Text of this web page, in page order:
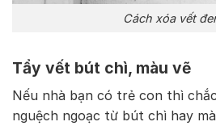
Cách xóa vết
Tẩy vết bút chì, màu vẽ
Nếu nhà bạn có trẻ con thì
nguệch ngoạc từ bút chì hay